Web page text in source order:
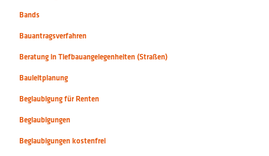
Bands
Bauantragsverfahren
Beratung in Tiefbauangelegenheiten (Straßen)
Bauleitplanung
Beglaubigung für Renten
Beglaubigungen
Beglaubigungen kostenfrei